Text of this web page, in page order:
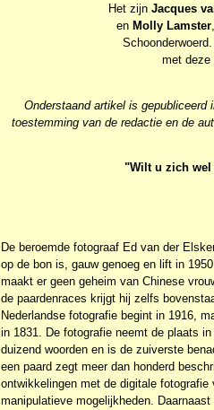
Het zijn Jacques
en Molly Lamster
met deze
Onderstaand artikel is gepubliceerd
toestemming van de redactie en de
"Wilt u zich wel
De beroemde fotograaf Ed van der
op de bon is, gauw genoeg en lift in
maakt er geen geheim van Chinese
de paardenraces krijgt hij zelfs
Nederlandse fotografie begint in 1916,
in 1831. De fotografie neemt de plaats
duizend woorden en is de zuiverste
een paard zegt meer dan honderd
ontwikkelingen met de digitale
manipulatieve mogelijkheden.